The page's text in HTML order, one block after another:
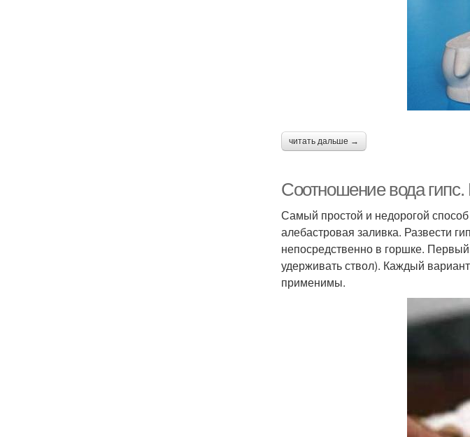
читать дальше →
Соотношение вода гипс.
Самый простой и недорогой
алебастровая заливка. Развести
непосредственно в горшке.
удерживать ствол). Каждый
применимы.